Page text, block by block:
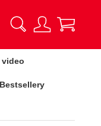
video
Bestsellery